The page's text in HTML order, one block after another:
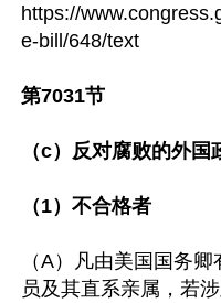
https://
e-bill/648/text
第7031节
（c）反对腐败的外
（1）不合格者
（A）凡由美国国务
员及其直系亲属，若